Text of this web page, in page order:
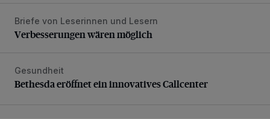
Verbesserungen wären möglich
Briefe von Leserinnen und Lesern
Verbesserungen wären möglich
Bethesda eröffnet ein innovatives Callcenter
Gesundheit
Bethesda eröffnet ein innovatives Callcenter